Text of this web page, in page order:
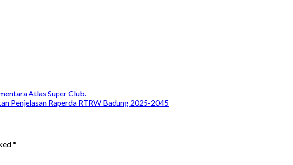
Atlas Super Club.
Penjelasan Raperda RTRW Badung 2025-2045
*